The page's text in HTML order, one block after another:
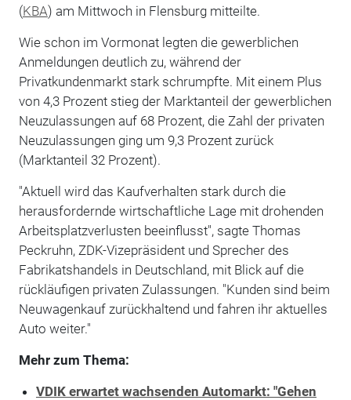
(KBA) am Mittwoch in Flensburg mitteilte.
Wie schon im Vormonat legten die gewerblichen
Anmeldungen deutlich zu, während der
Privatkundenmarkt stark schrumpfte. Mit einem Plus
von 4,3 Prozent stieg der Marktanteil der gewerblichen
Neuzulassungen auf 68 Prozent, die Zahl der privaten
Neuzulassungen ging um 9,3 Prozent zurück
(Marktanteil 32 Prozent).
"Aktuell wird das Kaufverhalten stark durch die
herausfordernde wirtschaftliche Lage mit drohenden
Arbeitsplatzverlusten beeinflusst", sagte Thomas
Peckruhn, ZDK-Vizepräsident und Sprecher des
Fabrikatshandels in Deutschland, mit Blick auf die
rückläufigen privaten Zulassungen. "Kunden sind beim
Neuwagenkauf zurückhaltend und fahren ihr aktuelles
Auto weiter."
Mehr zum Thema:
VDIK erwartet wachsenden Automarkt: "Gehen